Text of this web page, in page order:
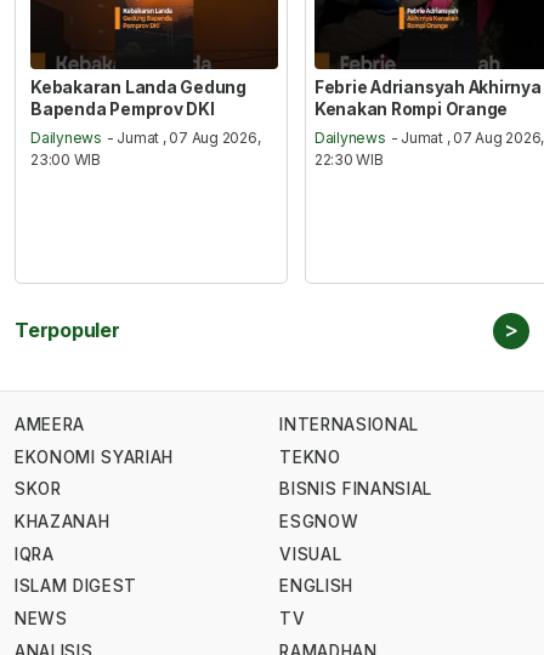
Kebakaran Landa Gedung
Bapenda Pemprov DKI
Dailynews - Jumat , 07 Aug 2026,
23:00 WIB
Febrie Adriansyah Akhirnya
Kenakan Rompi Orange
Dailynews - Jumat , 07 Aug 2026,
22:30 WIB
Terpopuler >
AMEERA
EKONOMI SYARIAH
SKOR
KHAZANAH
IQRA
ISLAM DIGEST
NEWS
ANALISIS
INTERNASIONAL
TEKNO
BISNIS FINANSIAL
ESGNOW
VISUAL
ENGLISH
TV
RAMADHAN